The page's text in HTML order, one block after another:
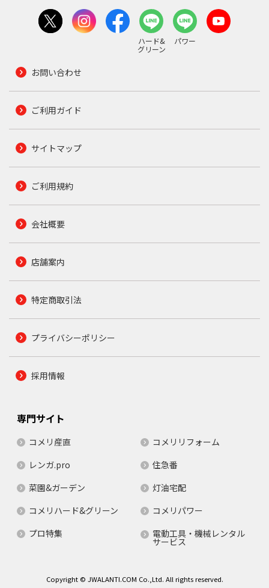
ハード&
グリーン
パワー
お問い合わせ
ご利用ガイド
サイトマップ
ご利用規約
会社概要
店舗案内
特定商取引法
プライバシーポリシー
採用情報
専門サイト
コメリ産直
コメリリフォーム
レンガ.pro
住急番
菜園&ガーデン
灯油宅配
コメリハード&グリーン
コメリパワー
プロ特集
電動工具・機械レンタル
サービス
Copyright © JWALANTI.COM Co.,Ltd. All rights reserved.